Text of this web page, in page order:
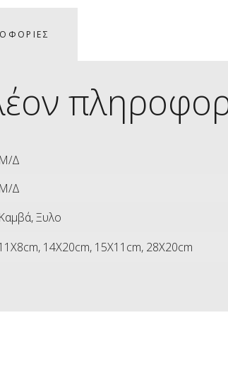
Μ/Δ
Μ/Δ
Καμβά, Ξυλο
14X20cm, 15X11cm, 28X20cm